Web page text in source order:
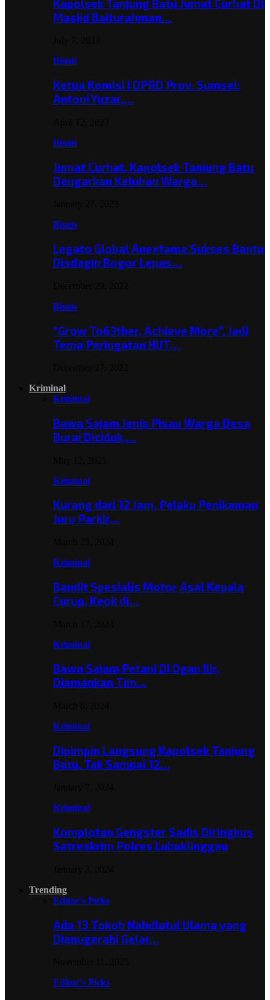
Kapolsek Tanjung Batu Jumat Curhat Di
Masjid Baiturahman…
Bisnis
Ketua Komisi I DPRD Prov. Sumsel;
Antoni Yuzar,…
Bisnis
Jumat Curhat, Kapolsek Tanjung Batu
Dengarkan Keluhan Warga…
Bisnis
Legato Global Anextama Sukses Bantu
Disdagin Bogor Lepas…
Bisnis
“Grow To63ther, Achieve More”, Jadi
Tema Peringatan HUT…
Kriminal
Kriminal
Bawa Sajam Jenis Pisau Warga Desa
Burai Diciduk,…
Kriminal
Kurang dari 12 Jam, Pelaku Penikaman
Juru Parkir…
Kriminal
Bandit Spesialis Motor Asal Kepala
Curup, Keok di…
Kriminal
Bawa Sajam Petani Di Ogan Ilir,
Diamankan Tim…
Kriminal
Dipimpin Langsung Kapolsek Tanjung
Batu, Tak Sampai 12…
Kriminal
Komplotan Gengster Sadis Diringkus
Satreskrim Polres Lubuklinggau
Trending
Editor's Picks
Ada 13 Tokoh Nahdlatul Ulama yang
Dianugerahi Gelar…
Editor's Picks